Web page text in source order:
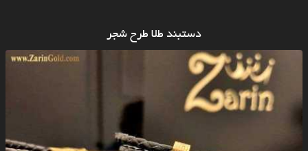
دستبند طلا طرح شجر